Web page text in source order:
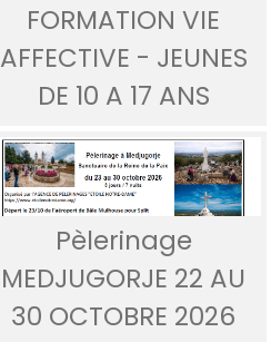
FORMATION VIE
AFFECTIVE - JEUNES
DE 10 A 17 ANS
Pèlerinage
MEDJUGORJE 22 AU
30 OCTOBRE 2026